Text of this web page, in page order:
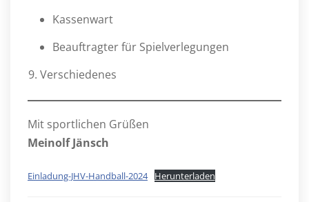
Kassenwart
Beauftragter für Spielverlegungen
Verschiedenes
Mit sportlichen Grüßen
Meinolf Jänsch
Einladung-JHV-Handball-2024 Herunterladen